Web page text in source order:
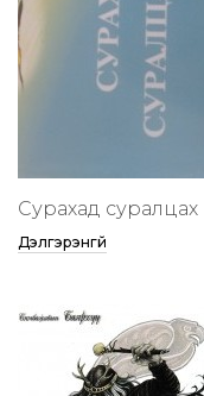
Сурахад суралцах
Дэлгэрэнгүй